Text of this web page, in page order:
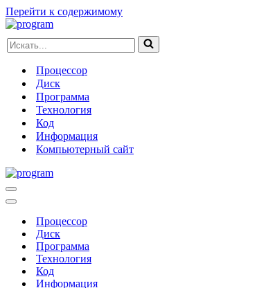
Перейти к содержимому
Искать...
Процессор
Диск
Программа
Технология
Код
Информация
Компьютерный сайт
Меню
навигации
Меню
навигацииПроцессор
Диск
Программа
Технология
Код
Информация